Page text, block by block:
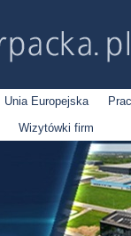
Unia Europejska
Wizytówki firm